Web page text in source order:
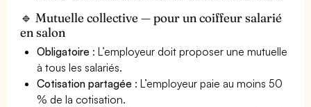
🔹 Mutuelle collective — pour un coiffeur salarié
en salon
Obligatoire : L’employeur doit proposer une mutuelle
à tous les salariés.
Cotisation partagée : L’employeur paie au moins 50
% de la cotisation.